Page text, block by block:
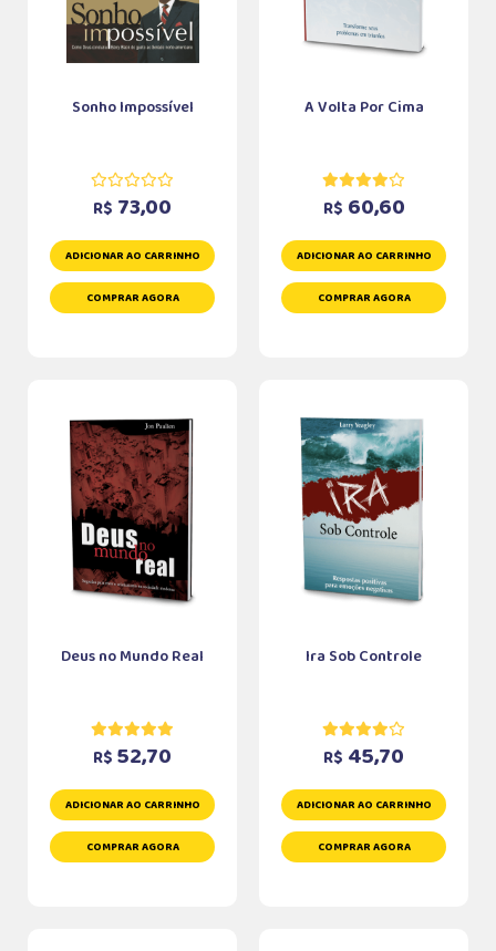
Sonho Impossível
R$ 73,00
ADICIONAR AO CARRINHO
COMPRAR AGORA
A Volta Por Cima
R$ 60,60
ADICIONAR AO CARRINHO
COMPRAR AGORA
Deus no Mundo Real
R$ 52,70
ADICIONAR AO CARRINHO
COMPRAR AGORA
Ira Sob Controle
R$ 45,70
ADICIONAR AO CARRINHO
COMPRAR AGORA